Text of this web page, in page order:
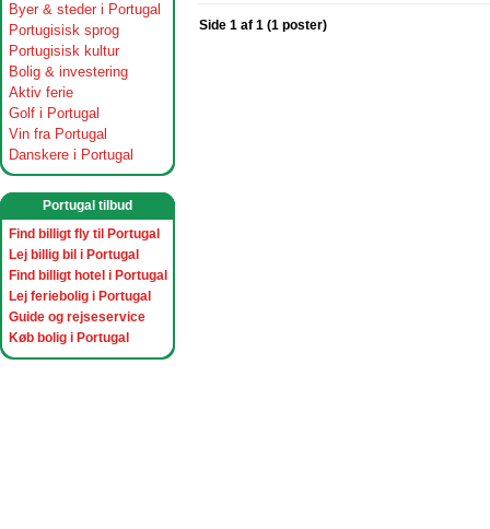
Byer & steder i Portugal
Portugisisk sprog
Portugisisk kultur
Bolig & investering
Aktiv ferie
Golf i Portugal
Vin fra Portugal
Danskere i Portugal
Portugal tilbud
Find billigt fly til Portugal
Lej billig bil i Portugal
Find billigt hotel i Portugal
Lej feriebolig i Portugal
Guide og rejseservice
Køb bolig i Portugal
Side 1 af 1 (1 poster)